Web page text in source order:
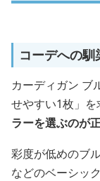
コーデへの
カーディガン ブ
せやすい1枚」を
ラーを選ぶのが
彩度が低めのブ
などのベーシッ